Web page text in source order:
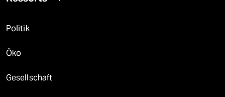
Politik
Öko
Gesellschaft